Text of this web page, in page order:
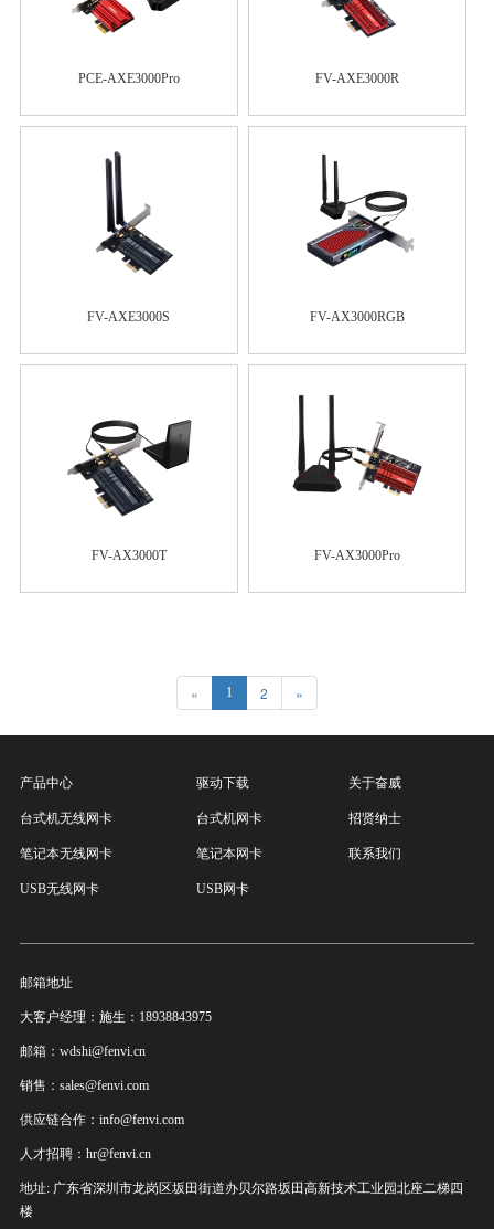
PCE-AXE3000Pro FV-AXE3000R
FV-AXE3000S FV-AX3000RGB
FV-AX3000T FV-AX3000Pro
« 1 2 »
产品中心
台式机无线网卡
笔记本无线网卡
USB无线网卡
驱动下载
台式机网卡
笔记本网卡
USB网卡
关于奋威
招贤纳士
联系我们
邮箱地址
大客户经理：施生：18938843975
邮箱：wdshi@fenvi.cn
销售：sales@fenvi.com
供应链合作：info@fenvi.com
人才招聘：hr@fenvi.cn
地址: 广东省深圳市龙岗区坂田街道办贝尔路坂田高新技术工业园北座二梯四
楼